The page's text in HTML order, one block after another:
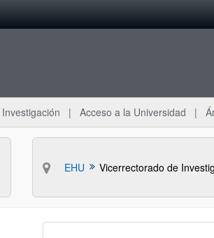
Investigación Acceso a la Universidad
EHU Vicerrectorado de